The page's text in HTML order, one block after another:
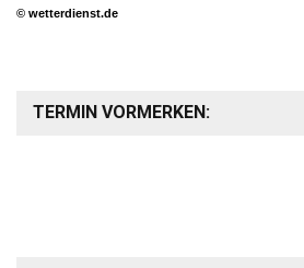
© wetterdienst.de
TERMIN VORMERKEN: